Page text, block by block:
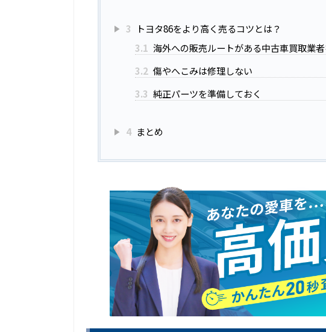
3
トヨタ86をより高く売るコツとは？
3.1 海外への販売ルートがある中古車買取業
3.2 傷やへこみは修理しない
3.3 純正パーツを準備しておく
4 まとめ